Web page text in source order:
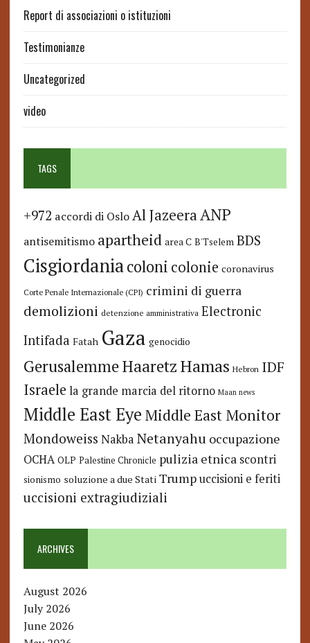
Report di associazioni o istituzioni
Testimonianze
Uncategorized
video
TAGS
+972 accordi di Oslo Al JazeeraANP
antisemitismo apartheid area C B'Tselem BDS
Cisgiordaniacoloni colonie coronavirus
Corte Penale Internazionale (CPI) crimini di guerra
demolizioni detenzione amministrativa Electronic
Intifada Fatah Gaza genocidio
GerusalemmeHaaretzHamas Hebron IDF
Israele la grande marcia del ritorno Maan news
Middle East Eye Middle East Monitor
Mondoweiss Nakba Netanyahu occupazione
OCHA OLP Palestine Chronicle pulizia etnica scontri
sionismo soluzione a due Stati Trump uccisioni e feriti
uccisioni extragiudiziali
ARCHIVES
August 2026
July 2026
June 2026